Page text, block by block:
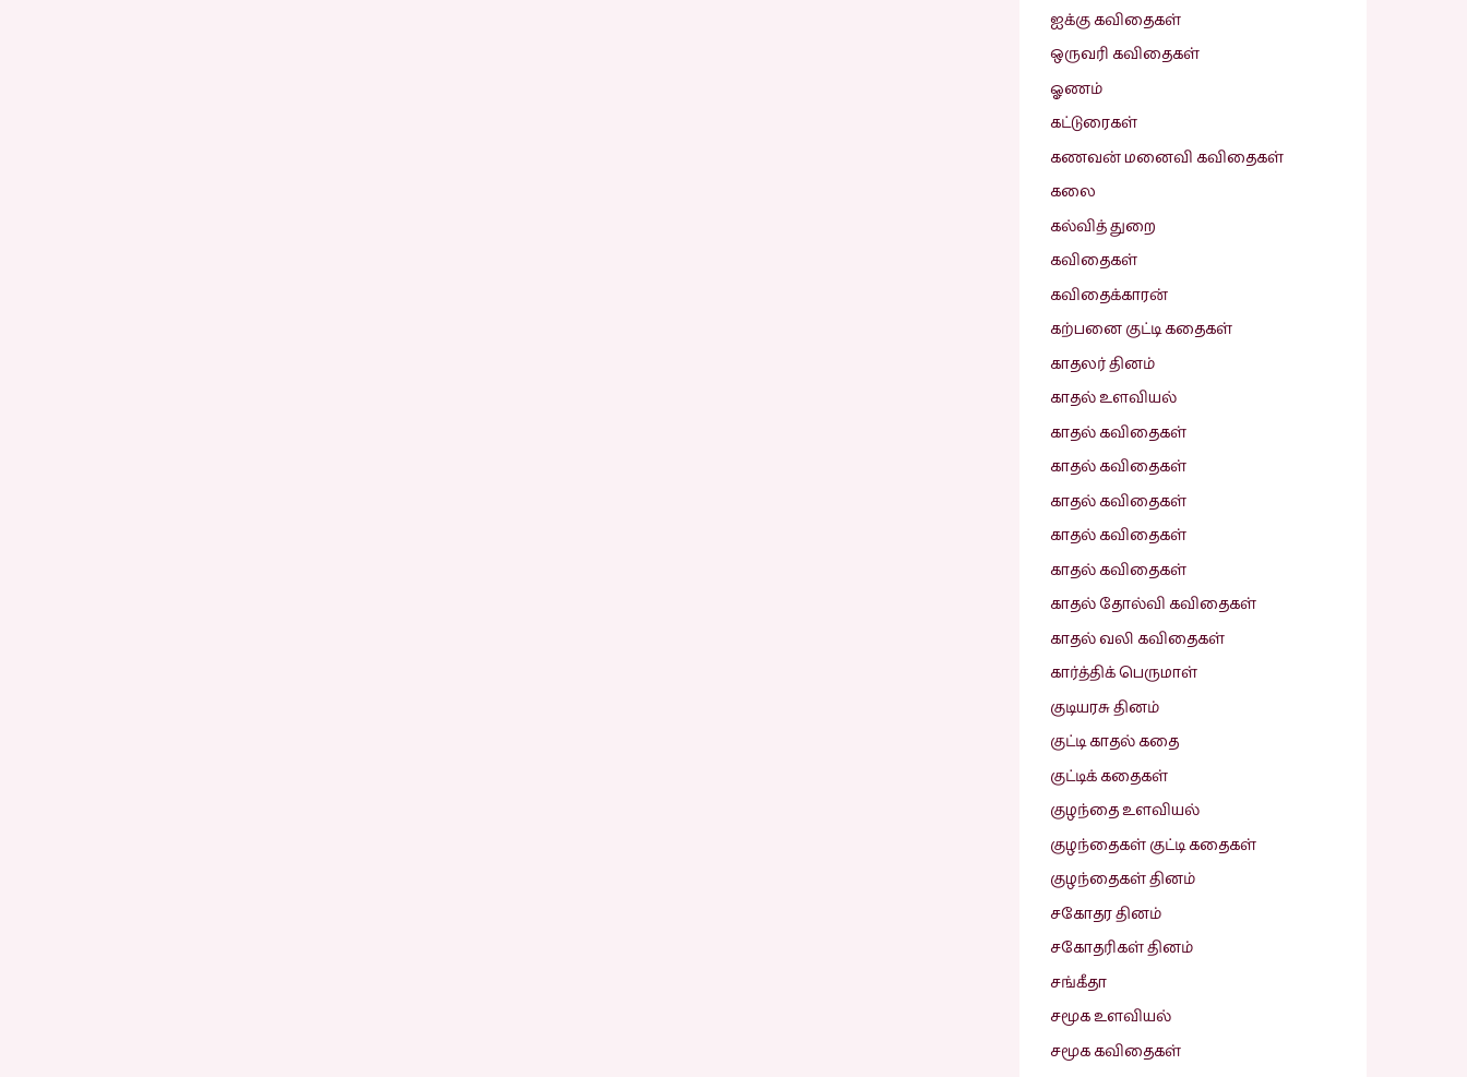
ஐக்கு கவிதைகள்
ஒருவரி கவிதைகள்
ஓணம்
கட்டுரைகள்
கணவன் மனைவி கவிதைகள்
கலை
கல்வித் துறை
கவிதைகள்
கவிதைக்காரன்
கற்பனை குட்டி கதைகள்
காதலர் தினம்
காதல் உளவியல்
காதல் கவிதைகள்
காதல் கவிதைகள்
காதல் கவிதைகள்
காதல் கவிதைகள்
காதல் கவிதைகள்
காதல் தோல்வி கவிதைகள்
காதல் வலி கவிதைகள்
கார்த்திக் பெருமாள்
குடியரசு தினம்
குட்டி காதல் கதை
குட்டிக் கதைகள்
குழந்தை உளவியல்
குழந்தைகள் குட்டி கதைகள்
குழந்தைகள் தினம்
சகோதர தினம்
சகோதரிகள் தினம்
சங்கீதா
சமூக உளவியல்
சமூக கவிதைகள்